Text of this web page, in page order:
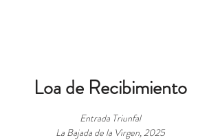
Loa de Recibimiento
Entrada Triunfal
La Bajada de la Virgen, 2025